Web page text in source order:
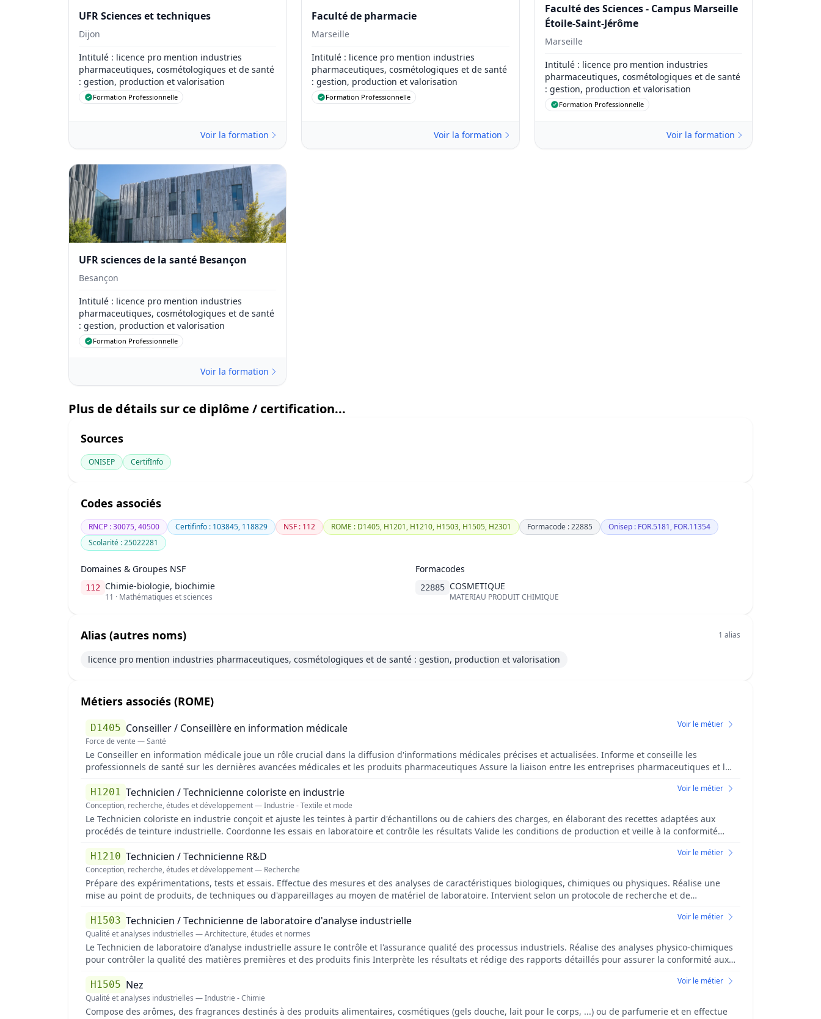
UFR Sciences et techniques
Dijon
Intitulé : licence pro mention industries
pharmaceutiques, cosmétologiques et de santé
: gestion, production et valorisation
Formation Professionnelle
Voir la formation
Faculté de pharmacie
Marseille
Intitulé : licence pro mention industries
pharmaceutiques, cosmétologiques et de santé
: gestion, production et valorisation
Formation Professionnelle
Voir la formation
Faculté des Sciences - Campus Marseille
Étoile-Saint-Jérôme
Marseille
Intitulé: licence pro mention industries
pharmaceutiques, cosmétologiques et de santé
: gestion, production et valorisation
Formation Professionnelle
Voir la formation
UFR sciences de la santé Besançon
Besançon
Intitulé : licence pro mention industries
pharmaceutiques, cosmétologiques et de santé
: gestion, production et valorisation
Formation Professionnelle
Voir la formation
Plus de détails sur ce diplôme / certification...
Sources
ONISEP CertifInfo
Codes associés
RNCP : 30075, 40500 Certifinfo : 103845, 118829 NSF : 112 ROME : D1405, H1201, H1210, H1503, H1505, H2301 Formacode : 22885
Onisep : FOR.5181, FOR.11354
Scolarité : 25022281
Domaines & Groupes NSF
112 Chimie-biologie, biochimie
11 · Mathématiques et sciences
Formacodes
22885 COSMETIQUE
MATERIAU PRODUIT CHIMIQUE
Alias (autres noms) 1 alias
licence pro mention industries pharmaceutiques, cosmétologiques et de santé : gestion, production et valorisation
Métiers associés (ROME)
D1405 Conseiller / Conseillère en information médicale
Force de vente — Santé
Voir le métier
Le Conseiller en information médicale joue un rôle crucial dans la diffusion d'informations médicales précises et actualisées. Informe et conseille les
professionnels de santé sur les dernières avancées médicales et les produits pharmaceutiques Assure la liaison entre les entreprises pharmaceutiques et le
Surveille et analyse les tendances du marché de la santé pour adapter les stratégies d'information Respecte les réglementations en vigueur concernant la
diffusion d'informations médicales
H1201 Technicien / Technicienne coloriste en industrie
Conception, recherche, études et développement — Industrie - Textile et mode
Voir le métier
Le Technicien coloriste en industrie conçoit et ajuste les teintes à partir d'échantillons ou de cahiers des charges, en élaborant des recettes adaptées aux
procédés de teinture industrielle. Coordonne les essais en laboratoire et contrôle les résultats Valide les conditions de production et veille à la conformité
les contraintes de qualité, de délais et les normes en vigueur
H1210 Technicien / Technicienne R&D
Conception, recherche, études et développement — Recherche
Voir le métier
Prépare des expérimentations, tests et essais. Effectue des mesures et des analyses de caractéristiques biologiques, chimiques ou physiques. Réalise une
mise au point de produits, de techniques ou d'appareillages au moyen de matériel de laboratoire. Intervient selon un protocole de recherche et de
H1503 Technicien / Technicienne de laboratoire d'analyse industrielle
Qualité et analyses industrielles — Architecture, études et normes
Voir le métier
Le Technicien de laboratoire d'analyse industrielle assure le contrôle et l'assurance qualité des processus industriels. Réalise des analyses physico-chimiques
pour contrôler la qualité des matières premières et des produits finis Interprète les résultats et rédige des rapports détaillés pour assurer la conformité aux
équipements de laboratoire pour garantir leur bon fonctionnement Collabore avec les équipes de production pour identifier et résoudre les problèmes de
qualité Contribue à des projets de recherche et développement pour innover et améliorer les processus industriels
H1505 Nez
Qualité et analyses industrielles — Industrie - Chimie
Voir le métier
Compose des arômes, des fragrances destinés à des produits alimentaires, cosmétiques (gels douche, lait pour le corps, ...) ou de parfumerie et en effectue